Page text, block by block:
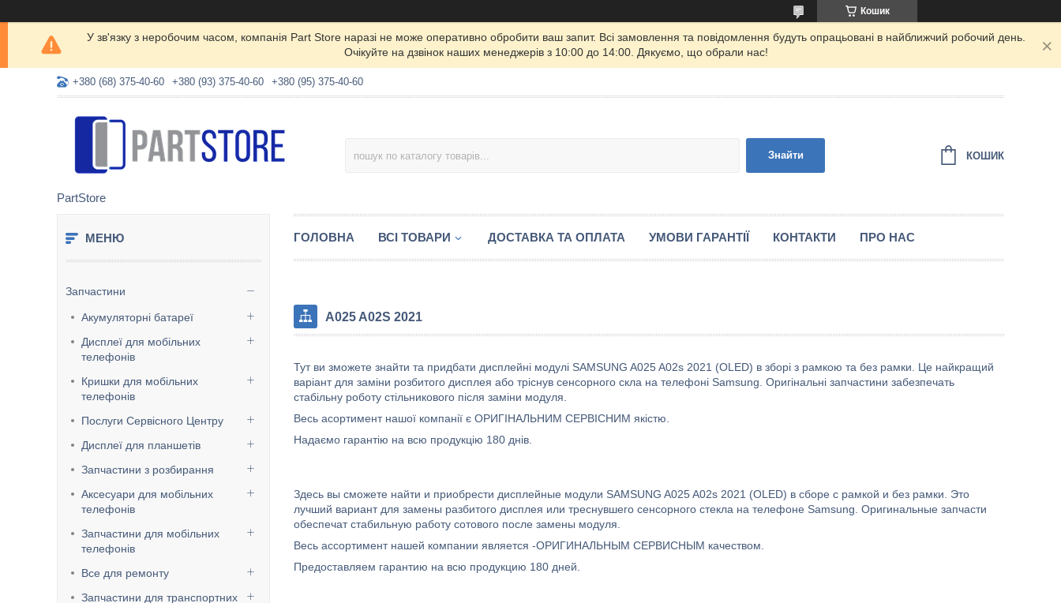
Кошик
У зв'язку з неробочим часом, компанія Part Store наразі не може оперативно обробити ваш запит. Всі замовлення та повідомлення будуть опрацьовані в найближчий робочий день.
Очікуйте на дзвінок наших менеджерів з 10:00 до 14:00. Дякуємо, що обрали нас!
+380 (68) 375-40-60 +380 (93) 375-40-60 +380 (95) 375-40-60
PartStore
Знайти КОШИК
Запчастини
Акумуляторні батареї
Дисплеї для мобільних
телефонів
Кришки для мобільних
телефонів
Послуги Сервісного Центру
Дисплеї для планшетів
Запчастини з розбирання
Аксесуари для мобільних
телефонів
Запчастини для мобільних
телефонів
Все для ремонту
Запчастини для транспортних
ГОЛОВНА ВСІ ТОВАРИ ДОСТАВКА ТА ОПЛАТА УМОВИ ГАРАНТІЇ КОНТАКТИ ПРО НАС
A025 A02S 2021
Тут ви зможете знайти та придбати дисплейні модулі SAMSUNG A025 A02s 2021 (OLED) в зборі з рамкою та без рамки. Це найкращий
варіант для заміни розбитого дисплея або тріснув сенсорного скла на телефоні Samsung. Оригінальні запчастини забезпечать
стабільну роботу стільникового після заміни модуля.
Весь асортимент нашої компанії є ОРИГІНАЛЬНИМ СЕРВІСНИМ якістю.
Надаємо гарантію на всю продукцію 180 днів.
Здесь вы сможете найти и приобрести дисплейные модули SAMSUNG A025 A02s 2021 (OLED) в сборе с рамкой и без рамки. Это
лучший вариант для замены разбитого дисплея или треснувшего сенсорного стекла на телефоне Samsung. Оригинальные запчасти
обеспечат стабильную работу сотового после замены модуля.
Весь ассортимент нашей компании является -ОРИГИНАЛЬНЫМ СЕРВИСНЫМ качеством.
Предоставляем гарантию на всю продукцию 180 дней.